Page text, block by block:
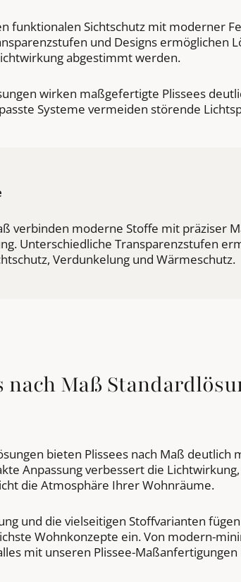
funktionalen Sichtschutz mit moderner
und Designs ermöglichen
abgestimmt werden.
wirken maßgefertigte Plissees
Systeme vermeiden störende
verbinden moderne Stoffe mit präziser
Unterschiedliche Transparenzstufen
Verdunkelung und Wärmeschutz.
nach Maß
bieten Plissees nach Maß deutlich
Anpassung verbessert die
die Atmosphäre Ihrer Wohnräume.
und die vielseitigen Stoffvarianten fügen
Wohnkonzepte ein. Von modern-
mit unseren Plissee-Maßanfertigungen